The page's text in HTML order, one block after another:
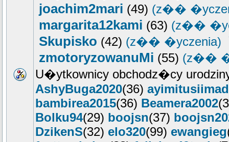
joachim2mari (49) (z��
margarita12kami (63) (z��
Skupisko (42) (z�� �yczenia)
zmotoryzowanuMi (55) (z��
U�ytkownicy obchodz�cy
AshyBuga2020(36) ayimitusiimad
bambirea2015(36) Beamera2002
Bolku94(29) boojsn(37)
DzikenS(32) elo320(99) ewangieg